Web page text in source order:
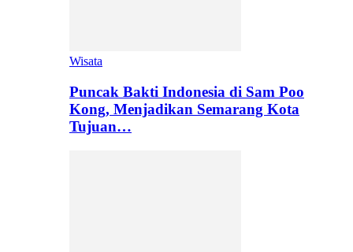
Wisata
Puncak Bakti Indonesia di Sam Poo
Kong, Menjadikan Semarang Kota
Tujuan…